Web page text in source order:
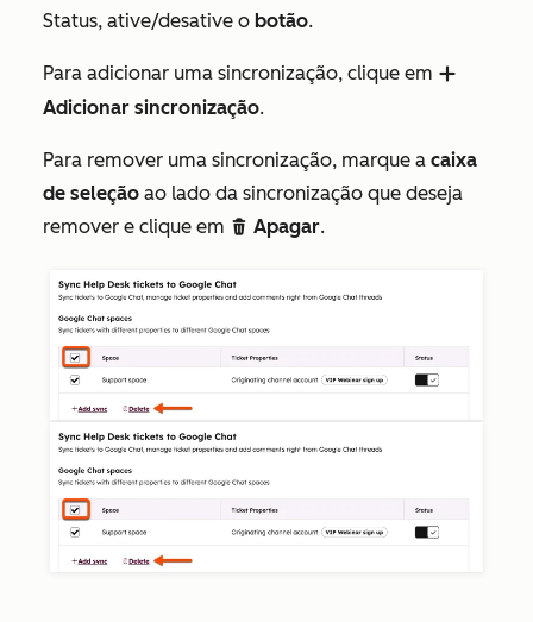
Status, ative/desative o botão.
Para adicionar uma sincronização, clique em add
Adicionar sincronização.
Para remover uma sincronização, marque a caixa
de seleção ao lado da sincronização que deseja
remover e clique em delete Apagar.